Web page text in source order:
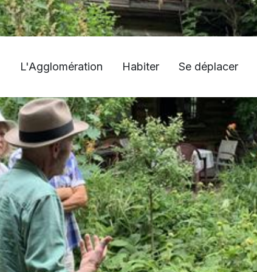
L'Agglomération Habiter Se déplacer